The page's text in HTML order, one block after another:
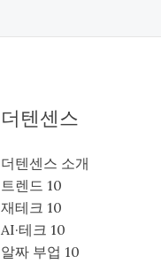
더텐센스
더텐센스 소개
트렌드 10
재테크 10
AI·테크 10
알짜 부업 10